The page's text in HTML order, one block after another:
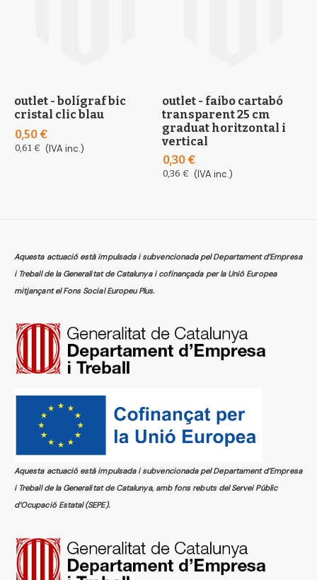
outlet - bolígraf bic
cristal clic blau
0,50 €
0,61 € (IVA inc.)
outlet - faibo cartabó
transparent 25 cm
graduat horitzontal i
vertical
0,30 €
0,36 € (IVA inc.)
Aquesta actuació està impulsada i subvencionada pel Departament d’Empresa
i Treball de la Generalitat de Catalunya i cofinançada per la Unió Europea
mitjançant el Fons Social Europeu Plus.
Aquesta actuació està impulsada i subvencionada pel Departament d’Empresa
i Treball de la Generalitat de Catalunya, amb fons rebuts del Servei Públic
d’Ocupació Estatal (SEPE).